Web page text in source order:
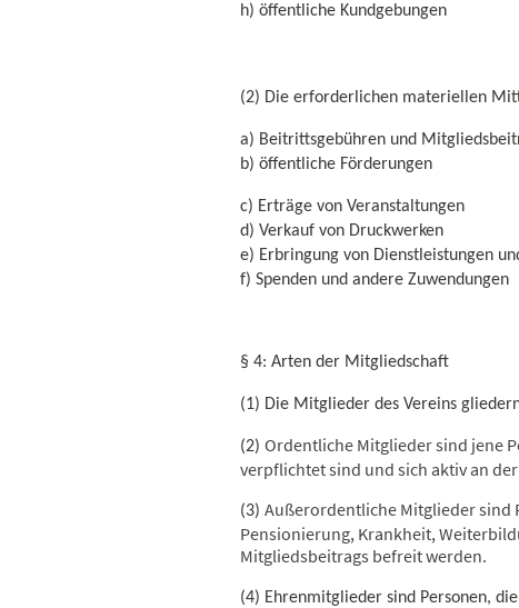
h) öffentliche Kundgebungen
(2) Die erforderlichen materiellen
a) Beitrittsgebühren und
b) öffentliche Förderungen
c) Erträge von Veranstaltungen
d) Verkauf von Druckwerken
e) Erbringung von Dienstleistungen
f) Spenden und andere Zuwendungen
§ 4: Arten der Mitgliedschaft
(1) Die Mitglieder des Vereins
(2) Ordentliche Mitglieder sind jene
verpflichtet sind und sich aktiv an
(3) Außerordentliche Mitglieder sind
Pensionierung, Krankheit,
Mitgliedsbeitrags befreit werden.
(4) Ehrenmitglieder sind Personen,